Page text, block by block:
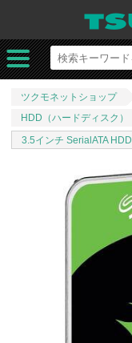
ツクモネットショップ
HDD（ハードディスク）
3.5インチ SerialATA HDD